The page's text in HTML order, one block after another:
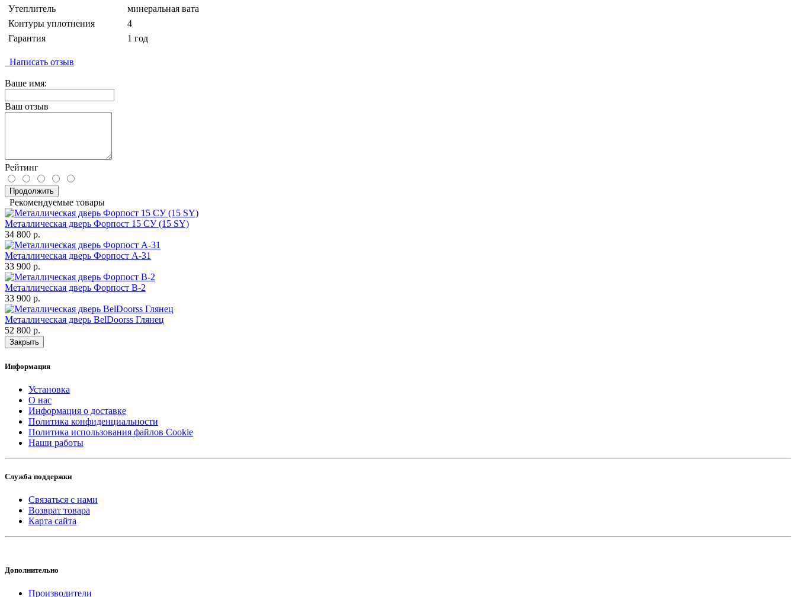
Утеплитель
минеральная вата
Контуры уплотнения
4
Гарантия
1 год
Написать отзыв
Ваше имя:
Ваш отзыв
Рейтинг
Продолжить
Рекомендуемые товары
Металлическая дверь Форпост 15 СУ (15 SY)
34 800 р.
Металлическая дверь Форпост А-31
33 900 р.
Металлическая дверь Форпост B-2
33 900 р.
Металлическая дверь BelDoorss Глянец
52 800 р.
Закрыть
Информация
Установка
О нас
Информация о доставке
Политика конфиденциальности
Политика использования файлов Cookie
Наши работы
Служба поддержки
Связаться с нами
Возврат товара
Карта сайта
Дополнительно
Производители